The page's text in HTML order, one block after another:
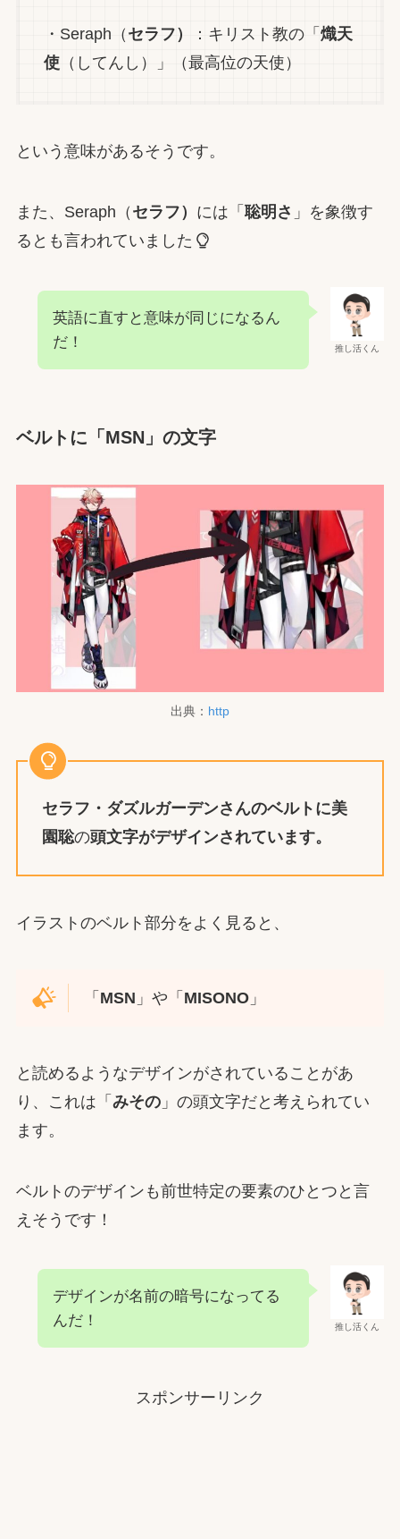
・Seraph（ セラフ） ：キリスト教の「 熾天
使（してんし）」（最高位の天使）
という意味があるそうです。
また、Seraph（ セラフ） には「 聡明さ 」を象徴す
るとも言われていました
推し活くん
英語に直すと意味が同じになるん
だ！
ベルトに「MSN」の文字
出典： http
セラフ・ダズルガーデンさんのベルトに美
園聡の頭文字がデザインされています。
イラストのベルト部分をよく見ると、
「 MSN 」や「 MISONO 」
と読めるようなデザインがされていることがあ
り、これは「 みその」の頭文字だと考えられてい
ます。
ベルトのデザインも前世特定の要素のひとつと言
えそうです！
推し活くん
デザインが名前の暗号になってる
んだ！
スポンサーリンク